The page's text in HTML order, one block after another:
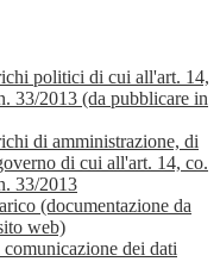
politici di cui all'art. 14,
33/2013 (da pubblicare in
di amministrazione, di
di cui all'art. 14, co.
33/2013
(documentazione da
web)
dei dati